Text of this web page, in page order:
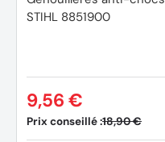
STIHL 8851900
Prix conseillé :18,90 €
9,56 €